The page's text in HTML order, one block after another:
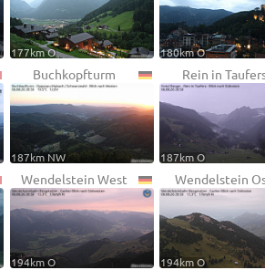
177km O 180km O
Buchkopfturm
187km NW
Rein in
187km O
Wendelstein West
194km O
Wendelstein
194km O